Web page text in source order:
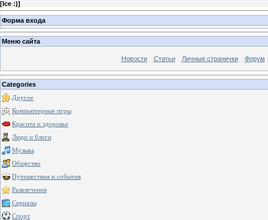
[Ice :)]
Форма входа
Меню сайта
Новости Статьи Личные странички Форум
Categories
Другое
Компьютерные игры
Красота и здоровье
Люди и блоги
Музыка
Общество
Путешествия и события
Развлечения
Сериалы
Спорт